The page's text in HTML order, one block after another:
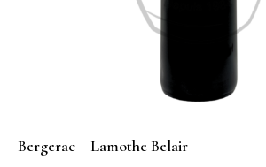
Bergerac – Lamothe Belair